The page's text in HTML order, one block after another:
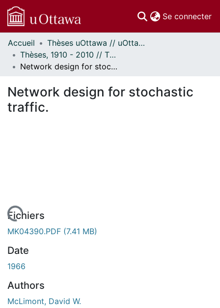
Se connecter
Communautés
et collections
Parcourir
À propos
Accueil
Thèses uOttawa // uOttawa Theses
Thèses, 1910 - 2010 // Theses, 1910 - 2010
Network design for stochastic traffic.
Network design for stochastic
traffic.
En cours de chargement...
Fichiers
MK04390.PDF (7.41 MB)
Date
1966
Authors
McLimont, David W.